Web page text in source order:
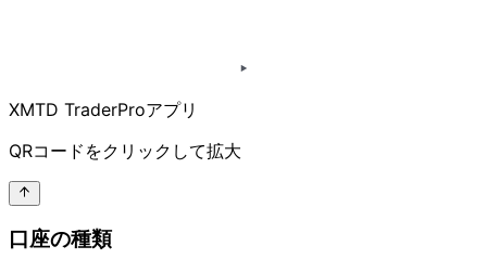
XMTD TraderProアプリ
QRコードをクリックして拡大
口座の種類